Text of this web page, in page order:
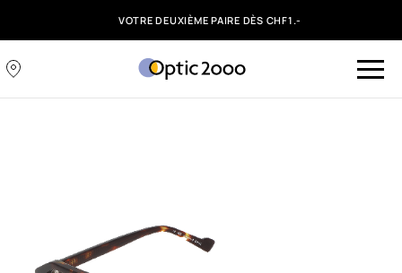
VOTRE DEUXIÈME PAIRE DÈS CHF1.-